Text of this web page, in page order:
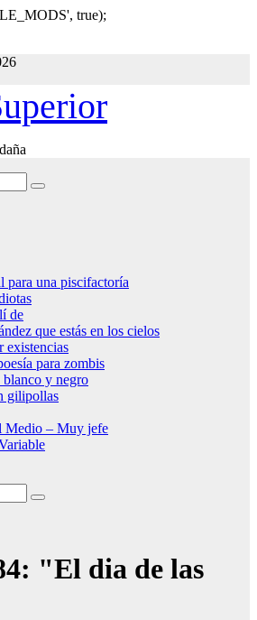
true);
para una piscifactoría
de
que estás en los cielos
existencias
para zombis
y negro
gilipollas
Medio – Muy jefe
"El dia de las